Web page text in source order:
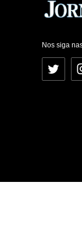
Nos siga
Twitter